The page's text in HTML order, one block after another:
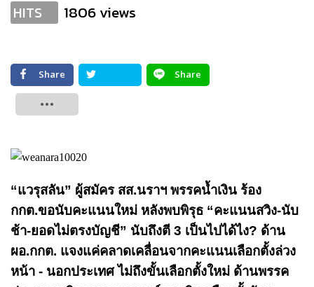
HITS 1806 views
Share
Share
“แวรุสลัน” ผู้สมัคร สส.นราฯ พรรคน้ำเงิน ร้อง
กกต.ขอนับคะแนนใหม่ หลังพบพิรุธ “คะแนนสวิง-นับ
ช้า-ยอดไม่ตรงบัญชี” นับถึงตี 3 เป็นไปได้ไง? ด้าน
ผอ.กกต. แจงแค่คลาดเคลื่อนจากคะแนนเลือกตั้งล่วง
หน้า - นอกประเทศ ไม่ถึงขั้นเลือกตั้งใหม่ ด้านพรรค